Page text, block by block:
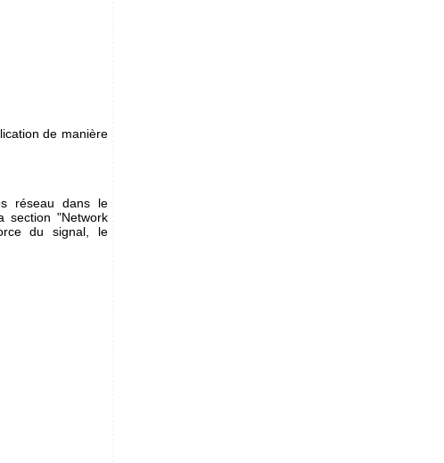
de manière
réseau dans le
section "Network
du signal, le